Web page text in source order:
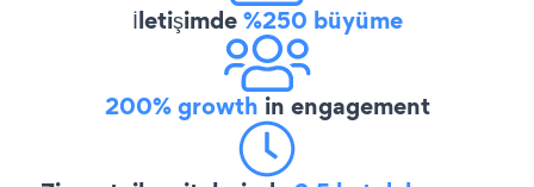
İletişimde%250 büyüme
200% growth in engagement